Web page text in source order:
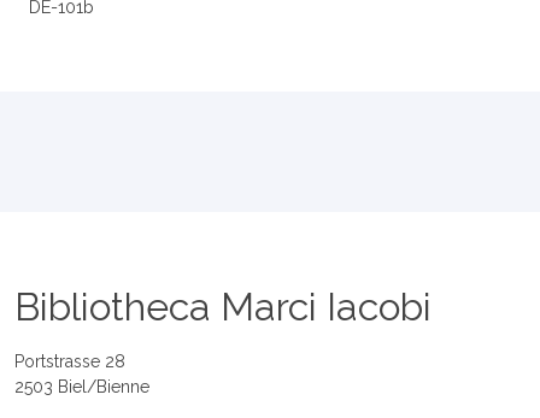
DE-101b
Bibliotheca Marci Iacobi
Portstrasse 28
2503 Biel/Bienne